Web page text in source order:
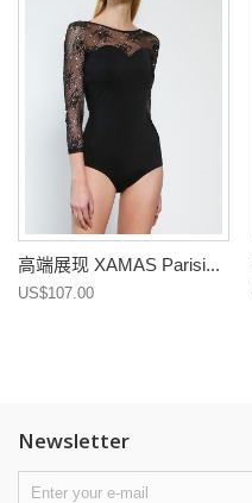
高端展现 XAMAS Parisi...
US$107.00
Newsletter